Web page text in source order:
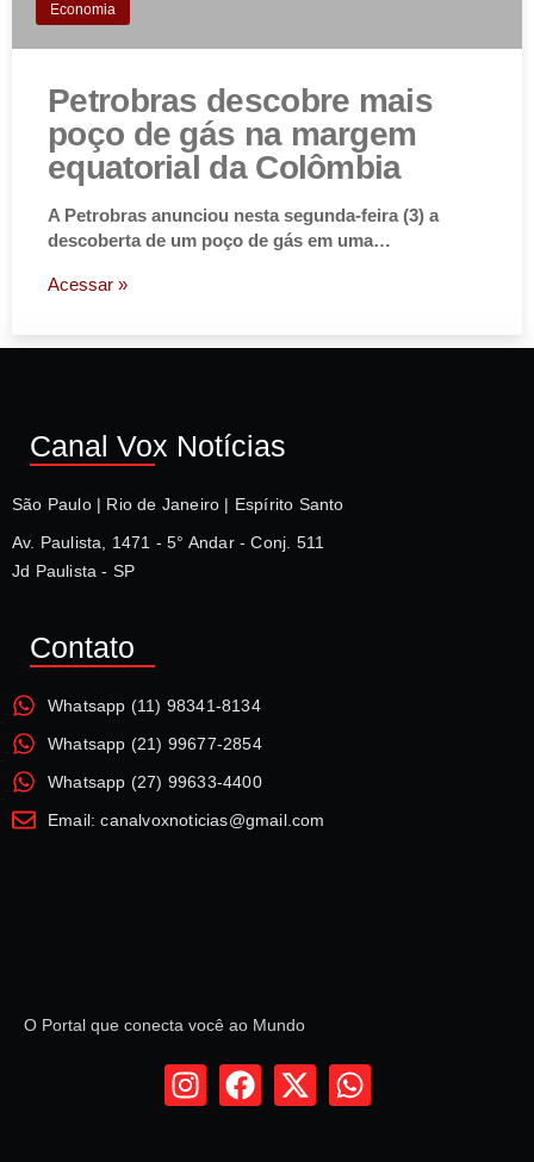
Economia
Petrobras descobre mais
poço de gás na margem
equatorial da Colômbia
A Petrobras anunciou nesta segunda-feira (3) a
descoberta de um poço de gás em uma…
Acessar »
Canal Vox Notícias
São Paulo | Rio de Janeiro | Espírito Santo
Av. Paulista, 1471 - 5° Andar - Conj. 511
Jd Paulista - SP
Contato
Whatsapp (11) 98341-8134
Whatsapp (21) 99677-2854
Whatsapp (27) 99633-4400
Email: canalvoxnoticias@gmail.com
O Portal que conecta você ao Mundo